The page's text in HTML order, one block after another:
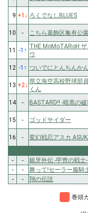
9 +1 ↓ ろくでなしBLUES
10
- こちら葛飾区亀有公
11
-1 ↑
THE MoMoTARoH
ウ
12 -1 ↑ ついでにとんちんかん
13 +2↓
県立海空高校野球部
くん
14
- BASTARD!! -暗黒の
15
- ゴッドサイダー
16
- 変幻戦忍アスカ
-
- 銀牙外伝 -甲冑の戦士
-
- 舞って!セーラー服騎
-
- 翔の伝説
巻頭